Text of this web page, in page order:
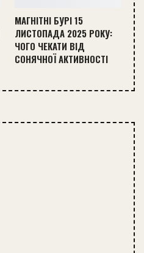
МАГНІТНІ БУРІ 15
ЛИСТОПАДА 2025 РОКУ:
ЧОГО ЧЕКАТИ ВІД
СОНЯЧНОЇ АКТИВНОСТІ